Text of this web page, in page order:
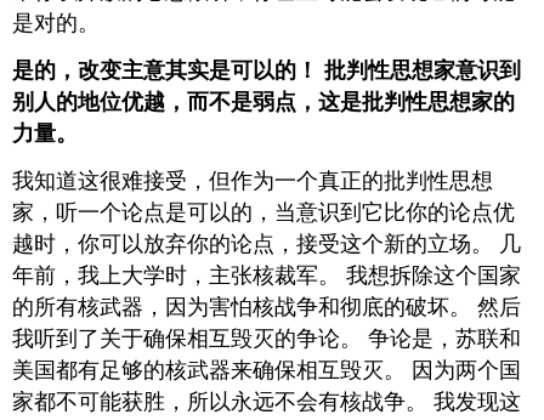
是对的。
是的，改变主意其实是可以的！ 批判性思想家意识到
别人的地位优越，而不是弱点，这是批判性思想家的
力量。
我知道这很难接受，但作为一个真正的批判性思想
家，听一个论点是可以的，当意识到它比你的论点优
越时，你可以放弃你的论点，接受这个新的立场。 几
年前，我上大学时，主张核裁军。 我想拆除这个国家
的所有核武器，因为害怕核战争和彻底的破坏。 然后
我听到了关于确保相互毁灭的争论。 争论是，苏联和
美国都有足够的核武器来确保相互毁灭。 因为两个国
家都不可能获胜，所以永远不会有核战争。 我发现这